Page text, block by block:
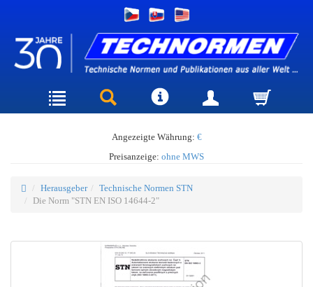
Angezeigte Währung: €
Preisanzeige: ohne MWS
Herausgeber
Technische Normen STN
Die Norm "STN EN ISO 14644-2"